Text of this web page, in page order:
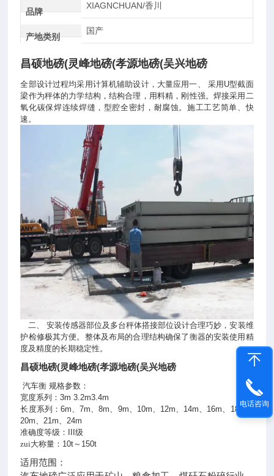
品牌
XIAGNCHUAN/香川
产地类别
国产
昌硕地磅(灵峰地磅(孝源地磅(吴兴地磅
全部设计过程均采用计算机辅助设计，大量应用一、 采用 U型截面
梁作为秤体的力学结构，结构合理，用料精，刚性强。焊接采用二
氧化碳保焊连续焊缝，型腔全密封，耐腐蚀。施工工艺简单、快
速。
二、
安装传感器部位及多台秤体搭接部位设计合理巧妙，安装维
护检修极其方便。整体及布局的合理结构确保了衡器的安装使用精
度及精度的长期稳定性。
昌硕地磅(灵峰地磅(孝源地磅(吴兴地磅
汽车衡 规格参数：
宽度系列：3m3.2m3.4m
长度系列： 6m 、7m 、8m 9m 10m 12m 14m 16m 18m、
20m
21m
24m
准确度等级： III级
zui大称量： 10t～ 150t
适用范围：
电话咨询